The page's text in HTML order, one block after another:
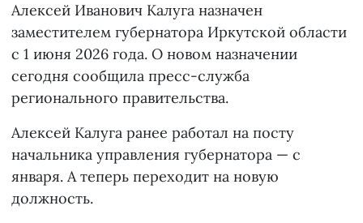
Алексей Иванович Калуга назначен
заместителем губернатора Иркутской области
с 1 июня 2026 года. О новом назначении
сегодня сообщила пресс-служба
регионального правительства.
Алексей Калуга ранее работал на посту
начальника управления губернатора — с
января. А теперь переходит на новую
должность.